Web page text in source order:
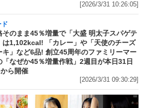
[2026/3/31 10:26:05]
ド
そのまま45％増量で「大盛 明太子スパゲテ
は1,102kcal! 「カレー」や「天使のチーズ
キ」など6品! 創立45周年のファミリーマー
「なぜか45％増量作戦」2週目が本日31日
ら開催
[2026/3/31 09:30:29]